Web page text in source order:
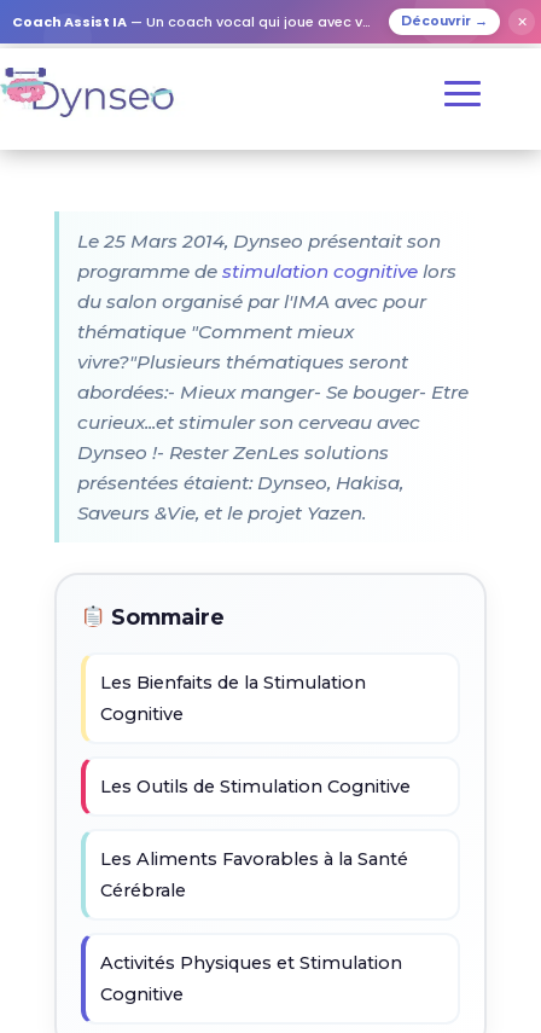
Coach Assist IA — Un coach vocal qui joue avec vos proches Découvrir → ✕
Le 25 Mars 2014, Dynseo présentait son
programme de stimulation cognitivelors
du salon organisé par l'IMA avec pour
thématique "Comment mieux
vivre?"Plusieurs thématiques seront
abordées:- Mieux manger- Se bouger- Etre
curieux...et stimuler son cerveau avec
Dynseo !- Rester ZenLes solutions
présentées étaient: Dynseo, Hakisa,
Saveurs &Vie, et le projet Yazen.
Sommaire
Les Bienfaits de la Stimulation
Cognitive
Les Outils de Stimulation Cognitive
Les Aliments Favorables à la Santé
Cérébrale
Activités Physiques et Stimulation
Cognitive